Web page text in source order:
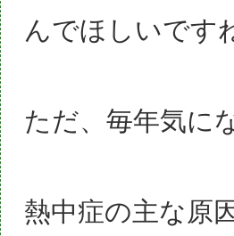
んでほしいです
ただ、 毎年気に
熱中症の主な原